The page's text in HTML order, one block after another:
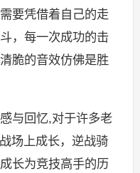
要凭借着自己的走
，每一次成功的击
脆的音效仿佛是胜
与回忆,对于许多老
场上成长，逆战骑
长为竞技高手的历